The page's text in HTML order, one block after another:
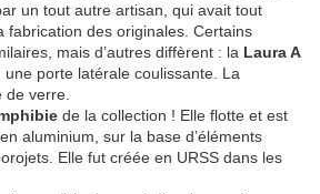
un tout autre artisan, qui avait tout
fabrication des originales. Certains
mais d’autres diffèrent : la Laura A
porte latérale coulissante. La
verre.
de la collection ! Elle flotte et est
aluminium, sur la base d’éléments
Elle fut créée en URSS dans les